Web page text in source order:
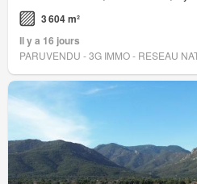
3 604 m²
Il y a 16 jours
PARUVENDU - 3G IMMO - RESEAU